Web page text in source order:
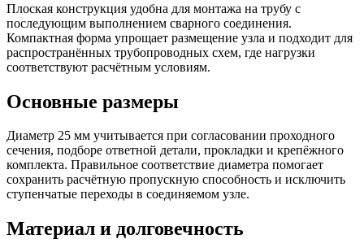
Плоская конструкция удобна для монтажа на трубу с
последующим выполнением сварного соединения.
Компактная форма упрощает размещение узла и подходит для
распространённых трубопроводных схем, где нагрузки
соответствуют расчётным условиям.
Основные размеры
Диаметр 25 мм учитывается при согласовании проходного
сечения, подборе ответной детали, прокладки и крепёжного
комплекта. Правильное соответствие диаметра помогает
сохранить расчётную пропускную способность и исключить
ступенчатые переходы в соединяемом узле.
Материал и долговечность